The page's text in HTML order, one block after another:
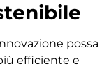
possa
efficiente e